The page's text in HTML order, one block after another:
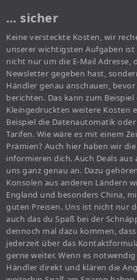
… sicher
Keine versteckte Kosten, wir
unserer wichtigsten Aufgaben
nicht nur um die E-Mail Adresse,
Newsletter gegeben hast,
Händler genau anschauen,
berichten. Das kann zum
Kleingedruckten weitere Kosten
Beispiel die Datenautomatik
Tarifen. Wie wäre es mit einem
Prämien? Auch hier haben wir
informieren dich. Auch Deals
uns ganz genau an. Dazu
Konsolen aus anderen Ländern
England und besonders China,
guten Preisen. Uns ist nicht nur
auch das du Spaß bei der
dennoch mal dazu kommen,
jederzeit über das
gerne weiter. Wenn es
Händler direkt und klären die